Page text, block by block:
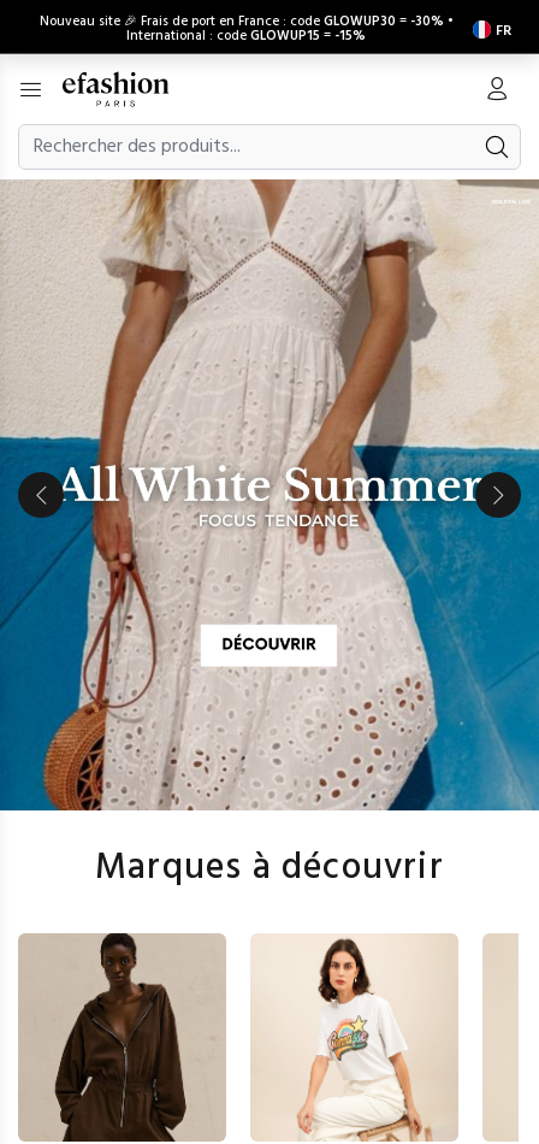
Nouveau site 🎉 Frais de port en France : codeGLOWUP30 = -30% •
International : codeGLOWUP15 = -15% FR
Marques à découvrir